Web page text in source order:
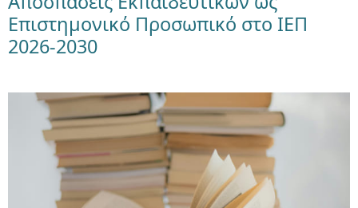
Επιστημονικό Προσωπικό στο ΙΕΠ
2026-2030